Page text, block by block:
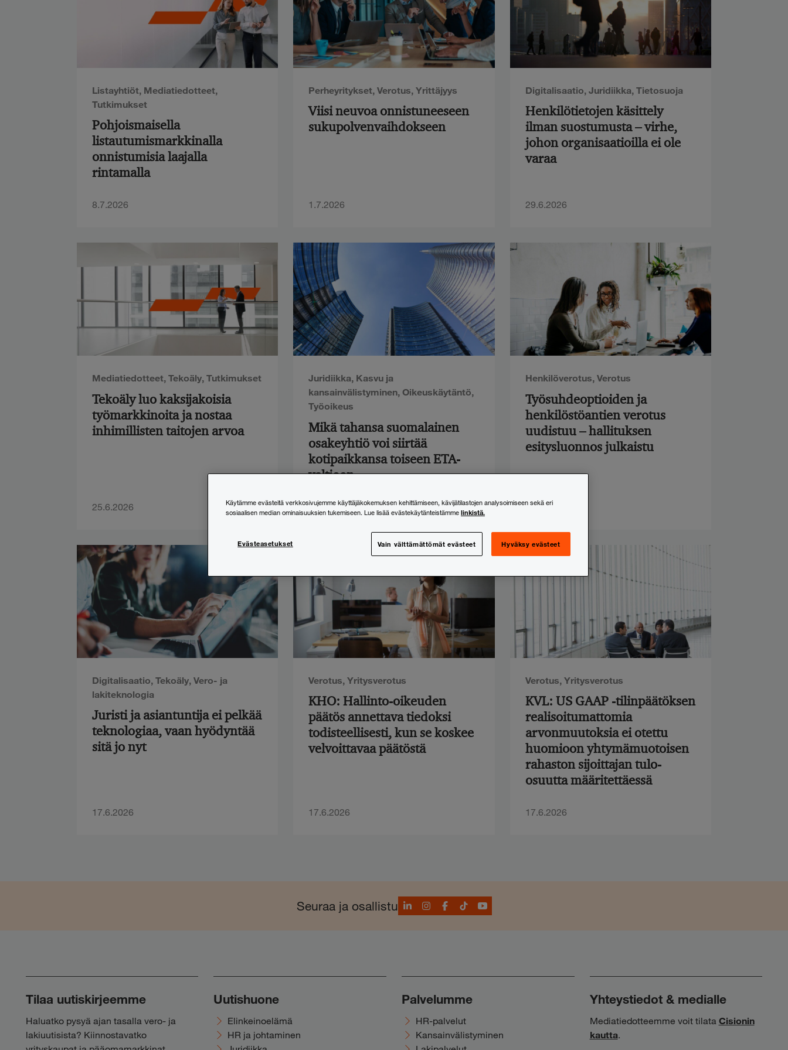
Listayhtiöt, Mediatiedotteet,
Tutkimukset
Pohjoismaisella
listautumismarkkinalla
onnistumisia laajalla
rintamalla
8.7.2026
Perheyritykset,Verotus,Yrittäjyys
Viisi neuvoa onnistuneeseen
sukupolvenvaihdokseen
1.7.2026
Digitalisaatio, Juridiikka, Tietosuoja
Henkilötietojen käsittely
ilman suostumusta – virhe,
johon organisaatioilla ei ole
varaa
29.6.2026
Mediatiedotteet,Tekoäly,Tutkimukset
Tekoäly luo kaksijakoisia
työmarkkinoita ja nostaa
inhimillisten taitojen arvoa
25.6.2026
Juridiikka, Kasvu ja
kansainvälistyminen,Oikeuskäytäntö,
Työoikeus
Mikä tahansa suomalainen
osakeyhtiö voi siirtää
kotipaikkansa toiseen ETA-
valtioon
24.6.2026
Henkilöverotus, Verotus
Työsuhdeoptioiden ja
henkilöstöantien verotus
uudistuu – hallituksen
esitysluonnos julkaistu
23.6.2026
Digitalisaatio,Tekoäly,Vero- ja
lakiteknologia
Juristi ja asiantuntija ei pelkää
teknologiaa, vaan hyödyntää
sitä jo nyt
17.6.2026
Verotus,Yritysverotus
KHO: Hallinto-oikeuden
päätös annettava tiedoksi
todisteellisesti, kun se koskee
velvoittavaa päätöstä
17.6.2026
Verotus, Yritysverotus
KVL: US GAAP -tilinpäätöksen
realisoitumattomia
arvonmuutoksia ei otettu
huomioon yhtymämuotoisen
rahaston sijoittajan tulo-
osuutta määritettäessä
17.6.2026
Seuraa ja osallistuLinkedInInstagram
Facebook
TikTokYouTube
Tilaa uutiskirjeemme
Haluatko pysyä ajan tasalla vero- ja
lakiuutisista? Kiinnostavatko
Uutishuone
Elinkeinoelämä
HR ja johtaminen
Palvelumme
HR-palvelut
Kansainvälistyminen
Yhteystiedot & medialle
Mediatiedotteemme voit tilata Cisionin
kautta.
Käytämme evästeitä verkkosivujemme käyttäjäkokemuksen kehittämiseen, kävijätilastojen analysoimiseen sekä eri
sosiaalisen median ominaisuuksien tukemiseen. Lue lisää evästekäytänteistämme linkistä.
Evästeasetukset Vain välttämättömät evästeet Hyväksy evästeet